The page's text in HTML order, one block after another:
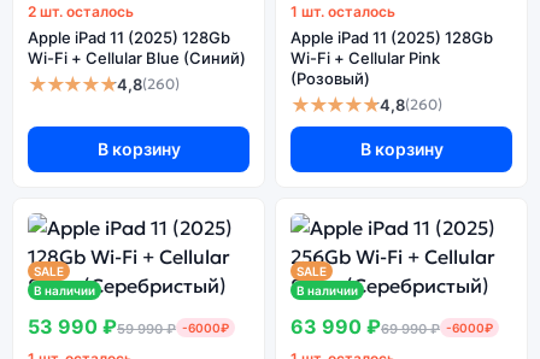
2 шт. осталось
Apple iPad 11 (2025) 128Gb
Wi-Fi + Cellular Blue (Синий)
★★★★★4,8(260)
В корзину
1 шт. осталось
Apple iPad 11 (2025) 128Gb
Wi-Fi + Cellular Pink
(Розовый)
★★★★★4,8(260)
В корзину
SALE
В наличии
53 990 ₽59 990 ₽ -6000₽
SALE
В наличии
63 990 ₽69 990 ₽ -6000₽